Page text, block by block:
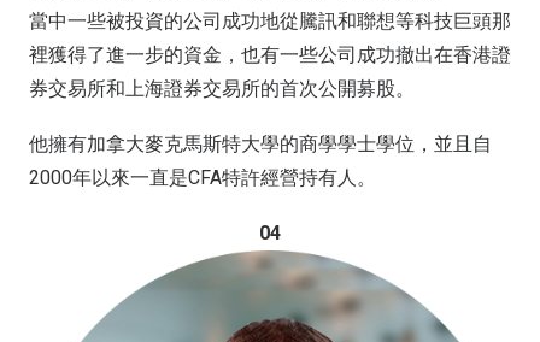
當中一些被投資的公司成功地從騰訊和聯想等科技巨頭那
裡獲得了進一步的資金，也有一些公司成功撤出在香港證
券交易所和上海證券交易所的首次公開募股。
他擁有加拿大麥克馬斯特大學的商學學士學位，並且自
2000年以來一直是CFA特許經營持有人。
04